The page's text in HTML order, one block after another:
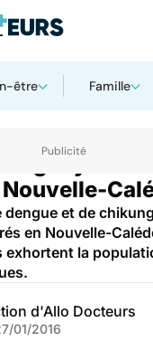
être Famille
et
dengue et de
en Nouvelle-
exhortent la
d'Allo Docteurs
01/2016